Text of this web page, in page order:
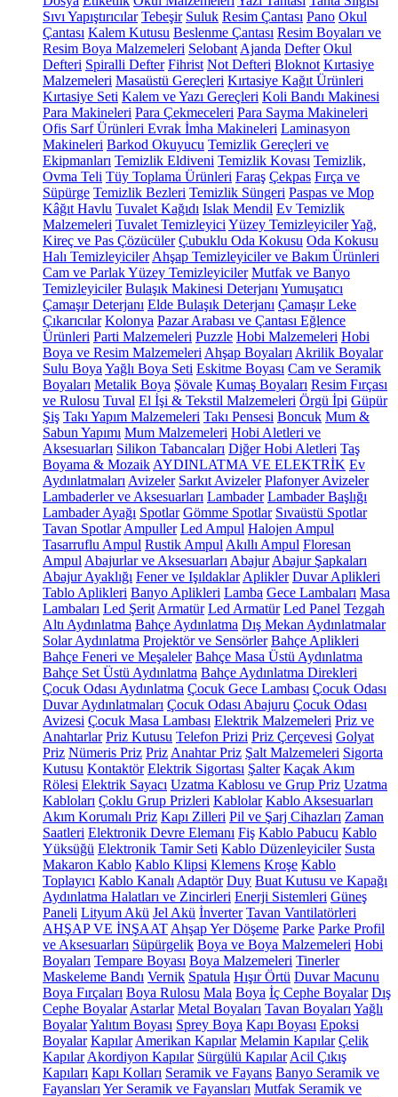
Sıvı Yapıştırıcılar Tebeşir Suluk Resim Çantası Pano Okul
Çantası Kalem Kutusu Beslenme Çantası Resim Boyaları ve
Resim Boya Malzemeleri Selobant Ajanda Defter Okul
Defteri Spiralli Defter Fihrist Not Defteri Bloknot Kırtasiye
Malzemeleri Masaüstü Gereçleri Kırtasiye Kağıt Ürünleri
Kırtasiye Seti Kalem ve Yazı Gereçleri Koli Bandı Makinesi
Para Makineleri Para Çekmeceleri Para Sayma Makineleri
Ofis Sarf Ürünleri Evrak İmha Makineleri Laminasyon
Makineleri Barkod Okuyucu Temizlik Gereçleri ve
Ekipmanları Temizlik Eldiveni Temizlik Kovası Temizlik,
Ovma Teli Tüy Toplama Ürünleri Faraş Çekpas Fırça ve
Süpürge Temizlik Bezleri Temizlik Süngeri Paspas ve Mop
Kâğıt Havlu Tuvalet Kağıdı Islak Mendil Ev Temizlik
Malzemeleri Tuvalet Temizleyici Yüzey TemizleyicilerYağ,
Kireç ve Pas Çözücüler Çubuklu Oda Kokusu Oda Kokusu
Halı Temizleyiciler Ahşap Temizleyiciler ve Bakım Ürünleri
Cam ve Parlak Yüzey Temizleyiciler Mutfak ve Banyo
Temizleyiciler Bulaşık Makinesi Deterjanı Yumuşatıcı
Çamaşır Deterjanı Elde Bulaşık Deterjanı Çamaşır Leke
Çıkarıcılar Kolonya Pazar Arabası ve Çantası Eğlence
Ürünleri Parti Malzemeleri Puzzle Hobi Malzemeleri Hobi
Boya ve Resim Malzemeleri Ahşap Boyaları Akrilik Boyalar
Sulu Boya Yağlı Boya Seti Eskitme Boyası Cam ve Seramik
Boyaları Metalik Boya Şövale Kumaş Boyaları Resim Fırçası
ve Rulosu Tuval El İşi & Tekstil Malzemeleri Örgü İpi Güpür
Şiş Takı Yapım Malzemeleri Takı Pensesi Boncuk Mum &
Sabun Yapımı Mum Malzemeleri Hobi Aletleri ve
Aksesuarları Silikon Tabancaları Diğer Hobi Aletleri Taş
Boyama & Mozaik AYDINLATMA VE ELEKTRİK Ev
Aydınlatmaları Avizeler Sarkıt Avizeler Plafonyer Avizeler
Lambaderler ve Aksesuarları Lambader Lambader Başlığı
Lambader Ayağı Spotlar Gömme Spotlar Sıvaüstü Spotlar
Tavan Spotlar Ampuller Led Ampul Halojen Ampul
Tasarruflu Ampul Rustik Ampul Akıllı Ampul Floresan
Ampul Abajurlar ve Aksesuarları Abajur Abajur Şapkaları
Abajur Ayaklığı Fener ve Işıldaklar Aplikler Duvar Aplikleri
Tablo Aplikleri Banyo Aplikleri Lamba Gece Lambaları Masa
Lambaları Led Şerit Armatür Led Armatür Led Panel Tezgah
Altı Aydınlatma Bahçe Aydınlatma Dış Mekan Aydınlatmalar
Solar Aydınlatma Projektör ve Sensörler Bahçe Aplikleri
Bahçe Feneri ve Meşaleler Bahçe Masa Üstü Aydınlatma
Bahçe Set Üstü Aydınlatma Bahçe Aydınlatma Direkleri
Çocuk Odası Aydınlatma Çocuk Gece Lambası Çocuk Odası
Duvar Aydınlatmaları Çocuk Odası Abajuru Çocuk Odası
Avizesi Çocuk Masa Lambası Elektrik Malzemeleri Priz ve
Anahtarlar Priz Kutusu Telefon Prizi Priz Çerçevesi Golyat
Priz Nümeris Priz Priz Anahtar Priz Şalt Malzemeleri Sigorta
Kutusu Kontaktör Elektrik Sigortası Şalter Kaçak Akım
Rölesi Elektrik Sayacı Uzatma Kablosu ve Grup Priz Uzatma
Kabloları Çoklu Grup Prizleri Kablolar Kablo Aksesuarları
Akım Korumalı Priz Kapı Zilleri Pil ve Şarj Cihazları Zaman
Saatleri Elektronik Devre Elemanı Fiş Kablo Pabucu Kablo
Yüksüğü Elektronik Tamir Seti Kablo Düzenleyiciler Susta
Makaron Kablo Kablo Klipsi Klemens Kroşe Kablo
Toplayıcı Kablo Kanalı Adaptör Duy Buat Kutusu ve Kapağı
Aydınlatma Halatları ve Zincirleri Enerji Sistemleri Güneş
Paneli Lityum Akü Jel Akü İnverter Tavan Vantilatörleri
AHŞAP VE İNŞAAT Ahşap Yer Döşeme Parke Parke Profil
ve Aksesuarları Süpürgelik Boya ve Boya Malzemeleri Hobi
Boyaları Tempare Boyası Boya Malzemeleri Tinerler
Maskeleme Bandı Vernik Spatula Hışır Örtü Duvar Macunu
Boya Fırçaları Boya Rulosu Mala Boya İç Cephe Boyalar Dış
Cephe Boyalar Astarlar Metal Boyaları Tavan Boyaları Yağlı
BoyalarYalıtım Boyası Sprey Boya Kapı Boyası Epoksi
Boyalar Kapılar Amerikan Kapılar Melamin Kapılar Çelik
Kapılar Akordiyon Kapılar Sürgülü Kapılar Acil Çıkış
Kapıları Kapı Kolları Seramik ve Fayans Banyo Seramik ve
Fayansları Yer Seramik ve Fayansları Mutfak Seramik ve